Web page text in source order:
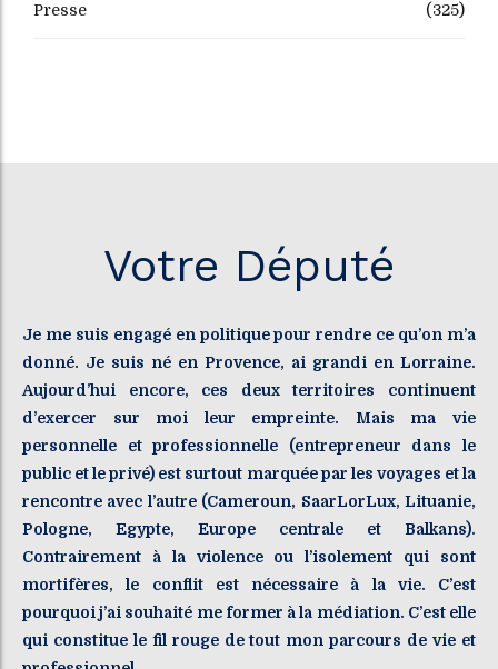
Presse (325)
Votre Député
Je me suis engagé en politique pour rendre ce qu’on m’a
donné. Je suis né en Provence, ai grandi en Lorraine.
Aujourd’hui encore, ces deux territoires continuent
d’exercer sur moi leur empreinte. Mais ma vie
personnelle et professionnelle (entrepreneur dans le
public et le privé) est surtout marquée par les voyages et la
rencontre avec l’autre (Cameroun, SaarLorLux, Lituanie,
Pologne, Egypte, Europe centrale et Balkans).
Contrairement à la violence ou l’isolement qui sont
mortifères, le conflit est nécessaire à la vie. C’est
pourquoi j’ai souhaité me former à la médiation. C’est elle
qui constitue le fil rouge de tout mon parcours de vie et